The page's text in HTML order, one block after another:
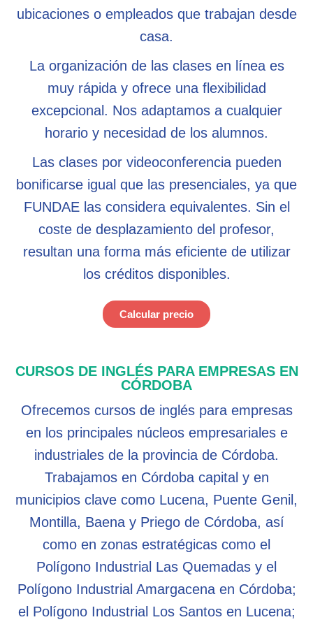
ubicaciones o empleados que trabajan desde
casa.
La organización de las clases en línea es
muy rápida y ofrece una flexibilidad
excepcional. Nos adaptamos a cualquier
horario y necesidad de los alumnos.
Las clases por videoconferencia pueden
bonificarse igual que las presenciales, ya que
FUNDAE las considera equivalentes. Sin el
coste de desplazamiento del profesor,
resultan una forma más eficiente de utilizar
los créditos disponibles.
Calcular precio
CURSOS DE INGLÉS PARA EMPRESAS EN
CÓRDOBA
Ofrecemos cursos de inglés para empresas
en los principales núcleos empresariales e
industriales de la provincia de Córdoba.
Trabajamos en Córdoba capital y en
municipios clave como Lucena, Puente Genil,
Montilla, Baena y Priego de Córdoba, así
como en zonas estratégicas como el
Polígono Industrial Las Quemadas y el
Polígono Industrial Amargacena en Córdoba;
el Polígono Industrial Los Santos en Lucena;